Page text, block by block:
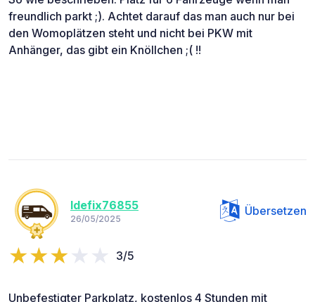
freundlich parkt ;). Achtet darauf das man auch nur bei
den Womoplätzen steht und nicht bei PKW mit
Anhänger, das gibt ein Knöllchen ;( !!
Idefix76855
26/05/2025
Übersetzen
3/5
Unbefestigter Parkplatz, kostenlos 4 Stunden mit